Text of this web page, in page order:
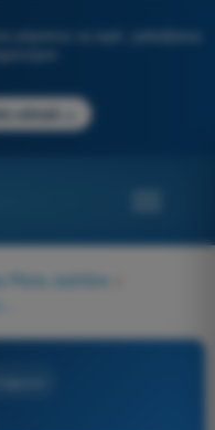
priprema za ispit, poboljšana
odmah
Pilota Jedrilice